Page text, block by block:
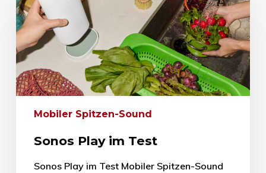
Mobiler Spitzen-Sound
Sonos Play im Test
Sonos Play im Test Mobiler Spitzen-Sound